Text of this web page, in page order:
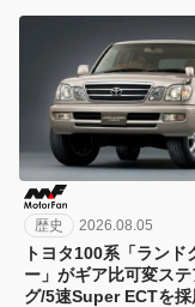
歴史 2026.08.05
トヨタ100系「ランド
ー」がギア比可変ス
グ/5速Super ECTを